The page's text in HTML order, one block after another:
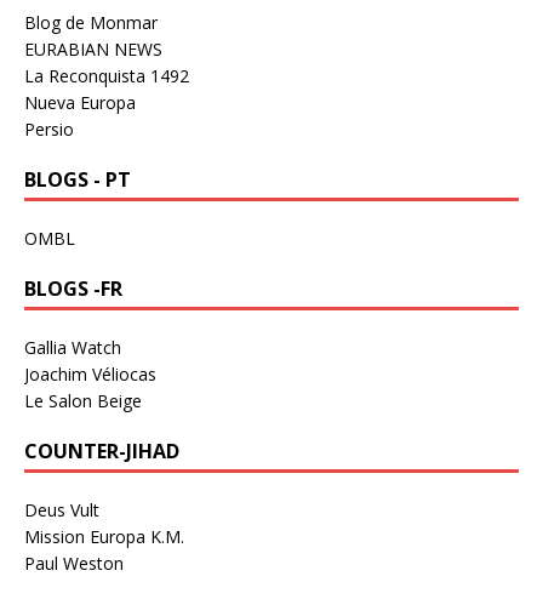
Blog de Monmar
EURABIAN NEWS
La Reconquista 1492
Nueva Europa
Persio
BLOGS - PT
OMBL
BLOGS -FR
Gallia Watch
Joachim Véliocas
Le Salon Beige
COUNTER-JIHAD
Deus Vult
Mission Europa K.M.
Paul Weston